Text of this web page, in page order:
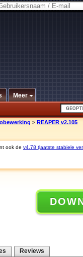
Meer
> REAPER v2.105
ook de v4.78 (laatste stabiele
Reviews